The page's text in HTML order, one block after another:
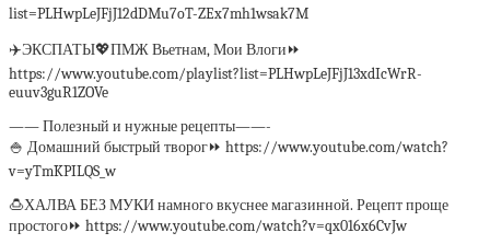
list=PLHwpLeJFjJ12dDMu7oT-ZEx7mh1wsak7M
✈️ЭКСПАТЫ💖ПМЖ Вьетнам, Мои Влоги⏩
https://www.youtube.com/playlist?list=PLHwpLeJFjJ13xdIcWrR-
euuv3guR1ZOVe
—— Полезный и нужные рецепты——-
🍚 Домашний быстрый творог⏩ https://www.youtube.com/watch?
v=yTmKPILQS_w
🍮ХАЛВА БЕЗ МУКИ намного вкуснее магазинной. Рецепт проще
простого⏩ https://www.youtube.com/watch?v=qx016x6CvJw